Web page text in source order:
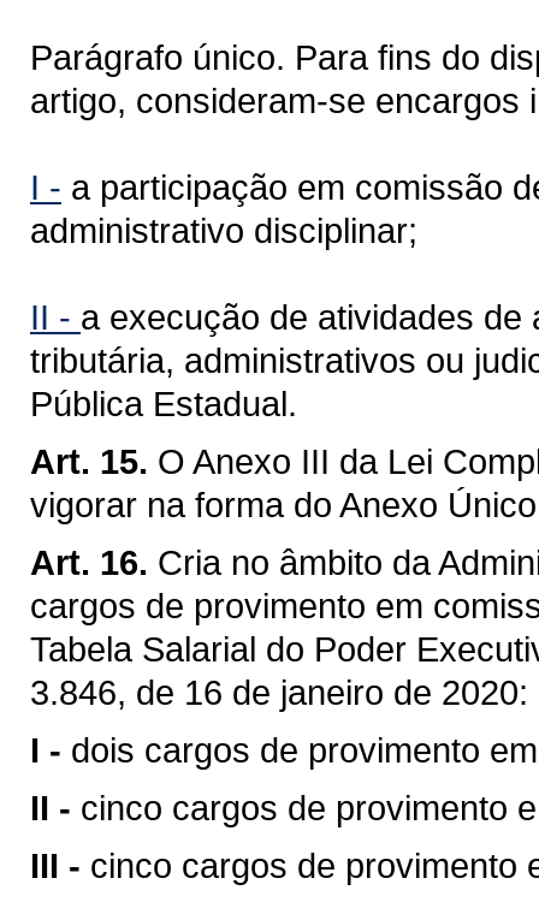
Parágrafo único. Para fins do
artigo, consideram-se encargos
I - a participação em comissão
administrativo disciplinar;
II - a execução de atividades
tributária, administrativos ou
Pública Estadual.
Art. 15. O Anexo III da Lei
vigorar na forma do Anexo
Art. 16. Cria no âmbito da
cargos de provimento em
Tabela Salarial do Poder
3.846, de 16 de janeiro de 2020:
I - dois cargos de provimento
II - cinco cargos de provimento
III - cinco cargos de provimento